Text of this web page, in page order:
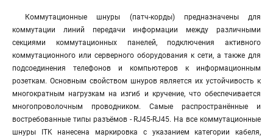
Коммутационные шнуры (патч-корды) предназначены для
коммутации линий передачи информации между различными
секциями коммутационных панелей, подключения активного
коммутационного или серверного оборудования к сети, а также для
подсоединения телефонов и компьютеров к информационным
розеткам. Основным свойством шнуров является их устойчивость к
многократным нагрузкам на изгиб и кручение, что обеспечивается
многопроволочным проводником. Самые распространённые и
востребованные типы разъёмов - RJ45-RJ45. На все коммутационные
шнуры ITK нанесена маркировка с указанием категории кабеля,